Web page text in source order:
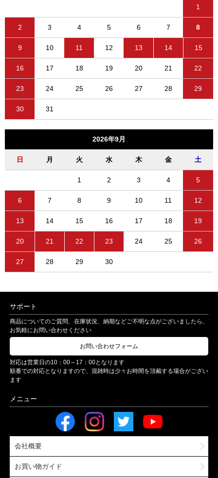
1
2 3 4 5 6 7 8
9 10 11 12 13 14 15
16 17 18 19 20 21 22
23 24 25 26 27 28 29
30 31
2026年9月
日 月 火 水 木 金 土
1 2 3 4 5
6 7 8 9 10 11 12
13 14 15 16 17 18 19
20 21 22 23 24 25 26
27 28 29 30
サポート
商品についてのご質問、在庫状況、納期などご不明な点がございましたら、
お気軽にお問い合わせください
お問い合わせフォーム
対応は営業日の10：00～17：00となります
順番での対応となりますので、混雑時は少々お時間を頂戴する場合がござい
ます
会社概要
お買い物ガイド